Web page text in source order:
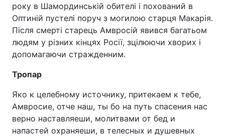
року в Шамординській обителі і похований в
Оптиній пустелі поруч з могилою старця Макарія.
Після смерті старець Амвросій явився багатьом
людям у різних кінцях Росії, зцілюючи хворих і
допомагаючи стражденним.
Тропар
Яко к целебному источнику, притекаем к тебе,
Амвросие, отче наш, ты бо на путь спасения нас
верно наставляеши, молитвами от бед и
напастей охраняеши, в телесных и душевных